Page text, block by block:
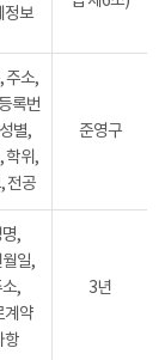
정보
주소,
록번
별,
학위,
전공
준영구
,
일,
,
계약
항
3년